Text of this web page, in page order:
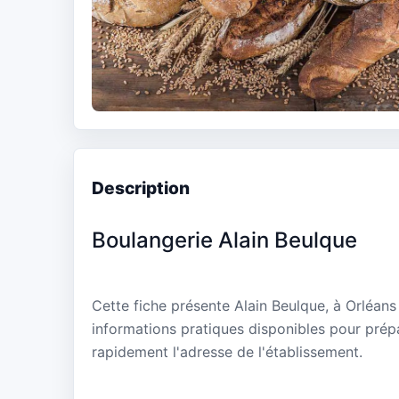
Description
Boulangerie Alain Beulque
Cette fiche présente Alain Beulque, à
informations pratiques disponibles pour
rapidement l'adresse de l'établissement.